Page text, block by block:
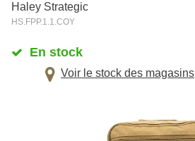
Haley Strategic
HS.FPP.1.1.COY
En stock
Voir le stock des magasins